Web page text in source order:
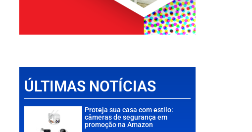
ÚLTIMAS NOTÍCIAS
Proteja sua casa com estilo:
câmeras de segurança em
promoção na Amazon